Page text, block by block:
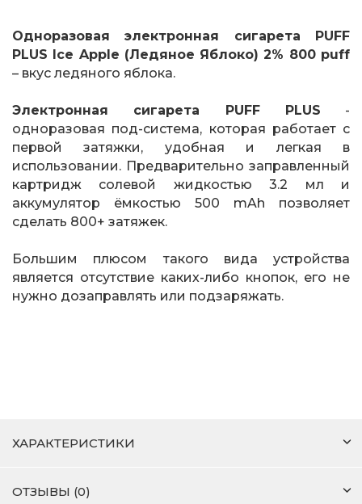
Одноразовая электронная сигарета PUFF
PLUS Ice Apple (Ледяное Яблоко) 2% 800 puff
– вкус ледяного яблока.
Электронная сигарета PUFF PLUS -
одноразовая под-система, которая работает с
первой затяжки, удобная и легкая в
использовании. Предварительно заправленный
картридж солевой жидкостью 3.2 мл и
аккумулятор ёмкостью 500 mAh позволяет
сделать 800+ затяжек.
Большим плюсом такого вида устройства
является отсутствие каких-либо кнопок, его не
нужно дозаправлять или подзаряжать.
ХАРАКТЕРИСТИКИ
ОТЗЫВЫ (0)